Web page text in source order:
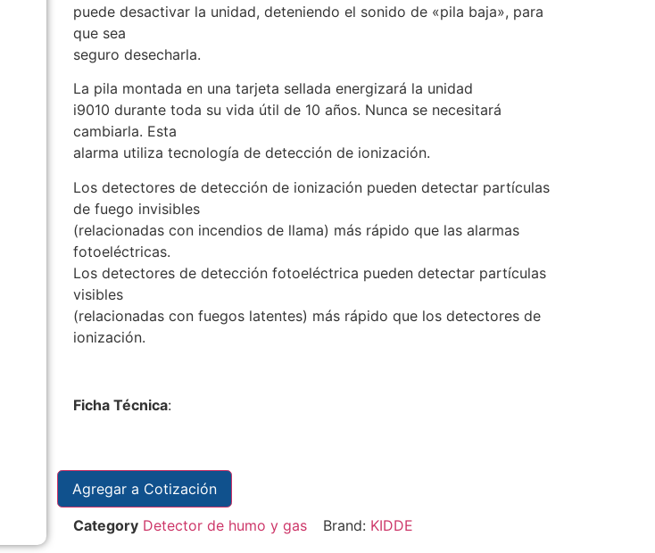
puede desactivar la unidad, deteniendo el sonido de «pila baja», para
que sea
seguro desecharla.
La pila montada en una tarjeta sellada energizará la unidad
i9010 durante toda su vida útil de 10 años. Nunca se necesitará
cambiarla. Esta
alarma utiliza tecnología de detección de ionización.
Los detectores de detección de ionización pueden detectar partículas
de fuego invisibles
(relacionadas con incendios de llama) más rápido que las alarmas
fotoeléctricas.
Los detectores de detección fotoeléctrica pueden detectar partículas
visibles
(relacionadas con fuegos latentes) más rápido que los detectores de
ionización.
Ficha Técnica:
Agregar a Cotización
Category Detector de humo y gas Brand: KIDDE